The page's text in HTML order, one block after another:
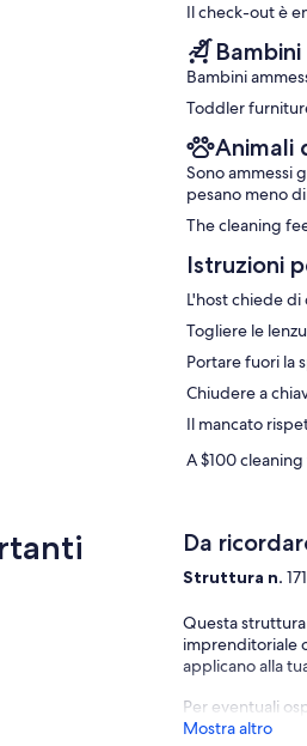
Il check-out è
Bambini
Bambini
Toddler
Animali
Sono ammessi
pesano meno
The cleaning
Istruzioni
L'host chiede
Togliere le
Portare fuori la
Chiudere a
Il mancato
A $100
Da
Struttura n.
Questa
imprenditoriale
applicano alla
Per eventuali
Mostra altro